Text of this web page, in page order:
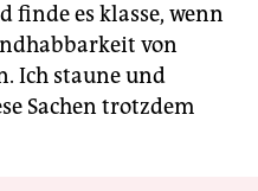
finde es klasse, wenn
von
Ich staune und
Sachen trotzdem